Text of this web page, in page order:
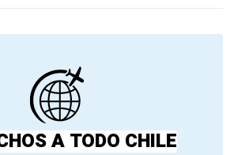
A TODO CHILE